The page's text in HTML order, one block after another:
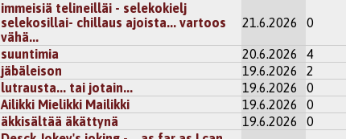
immeisiä telineilläi - selekokielj
selekosillai- chillaus ajoista... vartoos
vähä...
21.6.2026 0
suuntimia 20.6.2026 4
jäbäleison 19.6.2026 2
lutrausta... tai jotain... 19.6.2026 0
Ailikki Mielikki Mailikki 19.6.2026 0
äkkisältää äkättynä 19.6.2026 0